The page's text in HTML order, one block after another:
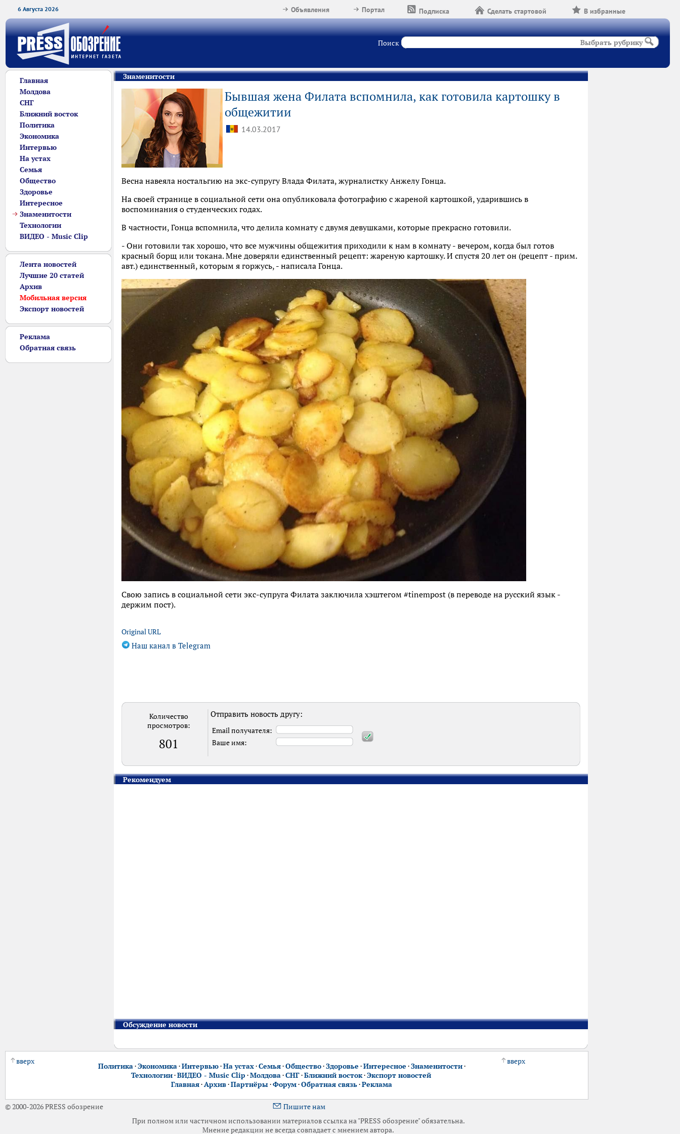
6 Августа 2026 В избранные
Сделать стартовой
Подписка
Портал
Объявления
Поиск Выбрать рубрику
Главная
Молдова
СНГ
Ближний восток
Политика
Экономика
Интервью
На устах
Семья
Общество
Здоровье
Интересное
Знаменитости
Технологии
ВИДЕО - Music Clip
Лента новостей
Лучшие 20 статей
Архив
Мобильная версия
Экспорт новостей
Реклама
Обратная связь
Знаменитости
Бывшая жена Филата вспомнила, как готовила картошку в
общежитии
14.03.2017
Весна навеяла ностальгию на экс-супругу Влада Филата, журналистку Анжелу Гонца.
На своей странице в социальной сети она опубликовала фотографию с жареной картошкой, ударившись в
воспоминания о студенческих годах.
В частности, Гонца вспомнила, что делила комнату с двумя девушками, которые прекрасно готовили.
- Они готовили так хорошо, что все мужчины общежития приходили к нам в комнату - вечером, когда был готов
красный борщ или токана. Мне доверяли единственный рецепт: жареную картошку. И спустя 20 лет он (рецепт - прим.
авт.) единственный, которым я горжусь, - написала Гонца.
Свою запись в социальной сети экс-супруга Филата заключила хэштегом #tinempost (в переводе на русский язык -
держим пост).
Original URL
Наш канал в Telegram
Количество
просмотров:
801
Отправить новость другу:
Email получателя:
Ваше имя:
Рекомендуем
Обсуждение новости
вверх
Политика·Экономика·Интервью·На устах·Семья·Общество·Здоровье ·Интересное ·Знаменитости·
Технологии·ВИДЕО - Music Clip ·Молдова·СНГ·Ближний восток·Экспорт новостей
Главная·Архив·Партнёры·Форум·Обратная связь·Реклама
вверх
© 2000-2026 PRESS обозрение
Пишите нам
При полном или частичном использовании материалов ссылка на "PRESS обозрение" обязательна.
Мнение редакции не всегда совпадает с мнением автора.